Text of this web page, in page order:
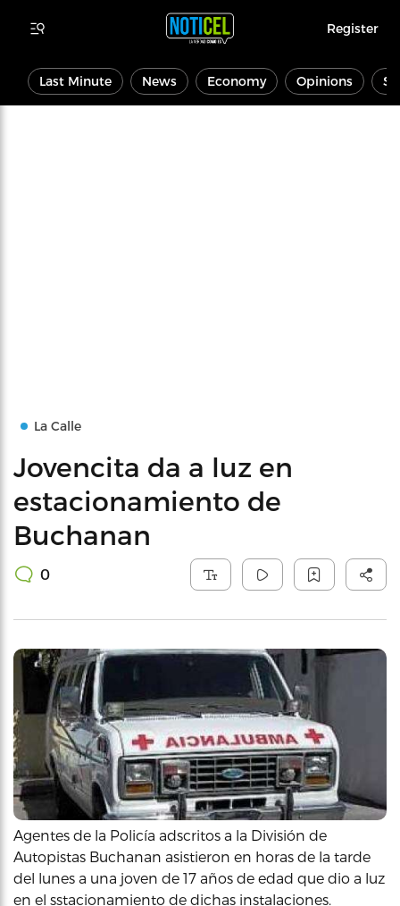
Register
Last Minute News Economy Opinions
La Calle
Jovencita da a luz en
estacionamiento de
Buchanan
0
Agentes de la Policía adscritos a la División de
Autopistas Buchanan asistieron en horas de la tarde
del lunes a una joven de 17 años de edad que dio a luz
en el sstacionamiento de dichas instalaciones.